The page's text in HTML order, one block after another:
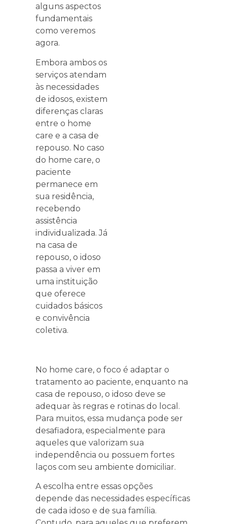
alguns aspectos
fundamentais
como veremos
agora.
Embora ambos os
serviços atendam
às necessidades
de idosos, existem
diferenças claras
entre o home
care e a casa de
repouso. No caso
do home care, o
paciente
permanece em
sua residência,
recebendo
assistência
individualizada. Já
na casa de
repouso, o idoso
passa a viver em
uma instituição
que oferece
cuidados básicos
e convivência
coletiva.
No home care, o foco é adaptar o
tratamento ao paciente, enquanto na
casa de repouso, o idoso deve se
adequar às regras e rotinas do local.
Para muitos, essa mudança pode ser
desafiadora, especialmente para
aqueles que valorizam sua
independência ou possuem fortes
laços com seu ambiente domiciliar.
A escolha entre essas opções
depende das necessidades específicas
de cada idoso e de sua família.